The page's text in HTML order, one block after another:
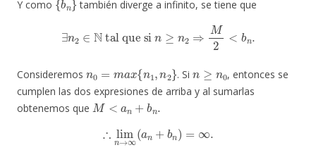
Y como también diverge a infinito, se tiene que
M2
Consideremos
n }
. Si
, entonces se
cumplen las dos expresiones de arriba y al sumarlas
obtenemos que
M<an+bn.
∴ limn →∞ a n+b =∞